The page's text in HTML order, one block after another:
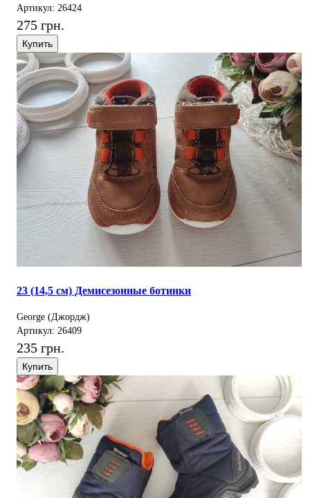
Артикул: 26424
275 грн.
Купить
23 (14,5 см) Демисезонные ботинки
George (Джордж)
Артикул: 26409
235 грн.
Купить